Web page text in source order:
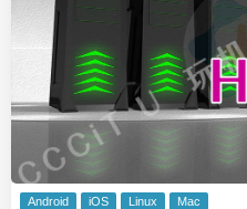
Android iOS Linux Mac